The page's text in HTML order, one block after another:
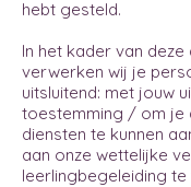
hebt gesteld.
In het kader van deze
verwerken wij je
uitsluitend: met jouw
toestemming / om je
diensten te kunnen
aan onze wettelijke
leerlingbegeleiding te